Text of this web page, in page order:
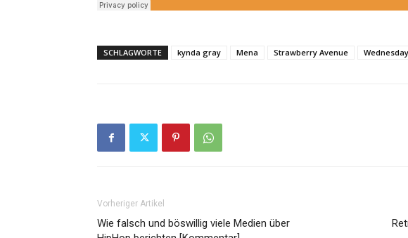
SCHLAGWORTE kynda gray Mena Strawberry Avenue
Vorheriger Artikel
Wie falsch und böswillig viele Medien über